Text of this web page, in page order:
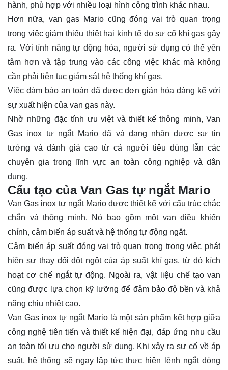
hành, phù hợp với nhiều loại hình công trình khác nhau.
Hơn nữa, van gas Mario cũng đóng vai trò quan trọng
trong việc giảm thiểu thiệt hại kinh tế do sự cố khí gas gây
ra. Với tính năng tự động hóa, người sử dụng có thể yên
tâm hơn và tập trung vào các công việc khác mà không
cần phải liên tục giám sát hệ thống khí gas.
Việc đảm bảo an toàn đã được đơn giản hóa đáng kể với
sự xuất hiện của van gas này.
Nhờ những đặc tính ưu việt và thiết kế thông minh, Van
Gas inox tự ngắt Mario đã và đang nhận được sự tin
tưởng và đánh giá cao từ cả người tiêu dùng lẫn các
chuyên gia trong lĩnh vực an toàn công nghiệp và dân
dụng.
Cấu tạo của Van Gas tự ngắt Mario
Van Gas inox tự ngắt Mario được thiết kế với cấu trúc chắc
chắn và thông minh. Nó bao gồm một van điều khiển
chính, cảm biến áp suất và hệ thống tự động ngắt.
Cảm biến áp suất đóng vai trò quan trọng trong việc phát
hiện sự thay đổi đột ngột của áp suất khí gas, từ đó kích
hoạt cơ chế ngắt tự động. Ngoài ra, vật liệu chế tạo van
cũng được lựa chọn kỹ lưỡng để đảm bảo độ bền và khả
năng chịu nhiệt cao.
Van Gas inox tự ngắt Mario là một sản phẩm kết hợp giữa
công nghệ tiên tiến và thiết kế hiện đại, đáp ứng nhu cầu
an toàn tối ưu cho người sử dụng. Khi xảy ra sự cố về áp
suất, hệ thống sẽ ngay lập tức thực hiện lệnh ngắt dòng